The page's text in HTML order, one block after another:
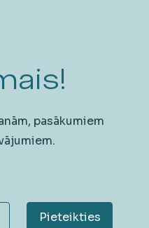
pasākumiem
Pieteikties